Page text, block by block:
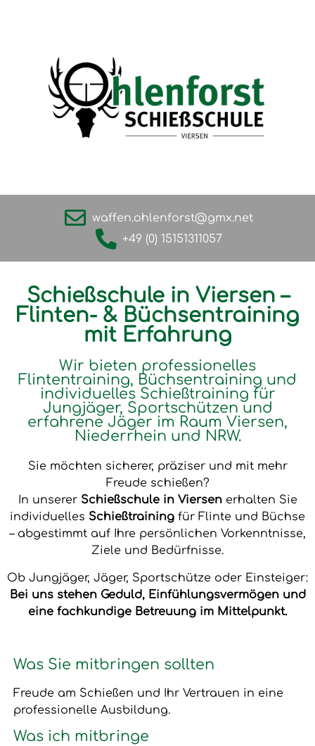
waffen.ohlenforst@gmx.net
+49 (0) 15151311057
Schießschule in Viersen –
Flinten- & Büchsentraining
mit Erfahrung
Wir bieten professionelles
Flintentraining, Büchsentraining und
individuelles Schießtraining für
Jungjäger, Sportschützen und
erfahrene Jäger im Raum Viersen,
Niederrhein und NRW.
Sie möchten sicherer, präziser und mit mehr
Freude schießen?
In unserer Schießschule in Viersenerhalten Sie
individuelles Schießtraining für Flinte und Büchse
– abgestimmt auf Ihre persönlichen Vorkenntnisse,
Ziele und Bedürfnisse.
Ob Jungjäger, Jäger, Sportschütze oder Einsteiger:
Bei uns stehen Geduld, Einfühlungsvermögen und
eine fachkundige Betreuung im Mittelpunkt.
Was Sie mitbringen sollten
Freude am Schießen und Ihr Vertrauen in eine
professionelle Ausbildung.
Was ich mitbringe